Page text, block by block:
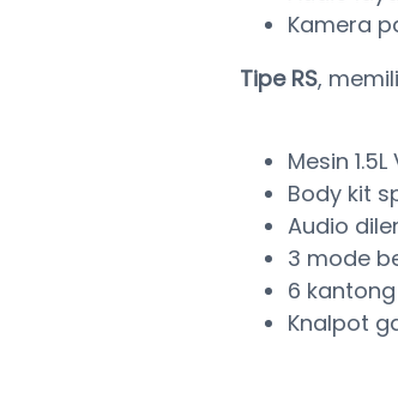
Kamera
Tipe RS,
Mesin
Body kit
Audio
3 mode
6
Knalpot